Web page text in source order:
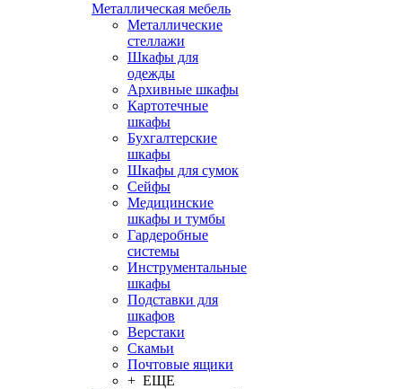
Металлическая мебель
Металлические
стеллажи
Шкафы для
одежды
Архивные шкафы
Картотечные
шкафы
Бухгалтерские
шкафы
Шкафы для сумок
Сейфы
Медицинские
шкафы и тумбы
Гардеробные
системы
Инструментальные
шкафы
Подставки для
шкафов
Верстаки
Скамьи
Почтовые ящики
+ ЕЩЕ